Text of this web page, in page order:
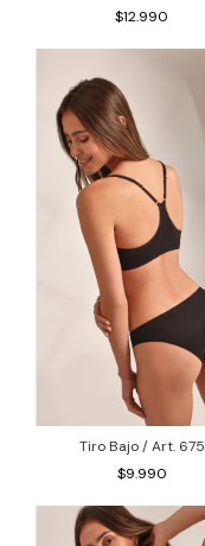
$12.990
Tiro Bajo / Art. 675
$9.990